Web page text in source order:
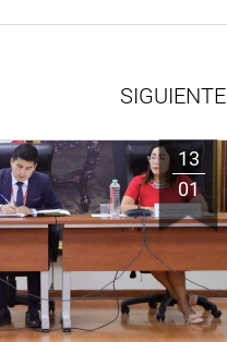
SIGUIENTE
13
01